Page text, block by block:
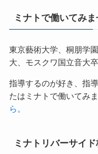
ミナトで働いてみ
東京藝術大学、桐朋学
大、モスクワ国立音大
指導するのが好き、指